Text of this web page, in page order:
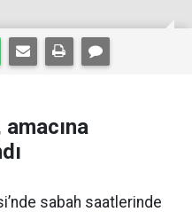
sabah saatlerinde